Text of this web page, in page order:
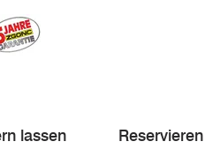
lassen